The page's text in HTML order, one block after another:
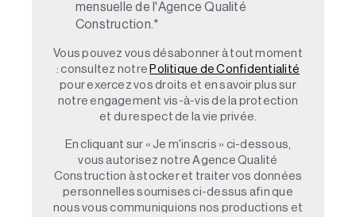
mensuelle de l'Agence Qualité
Construction. *
Vous pouvez vous désabonner à tout moment
: consultez notre Politique de Confidentialité
pour exercez vos droits et en savoir plus sur
notre engagement vis-à-vis de la protection
et du respect de la vie privée.
En cliquant sur « Je m'inscris » ci-dessous,
vous autorisez notre Agence Qualité
Construction à stocker et traiter vos données
personnelles soumises ci-dessus afin que
nous vous communiquions nos productions et